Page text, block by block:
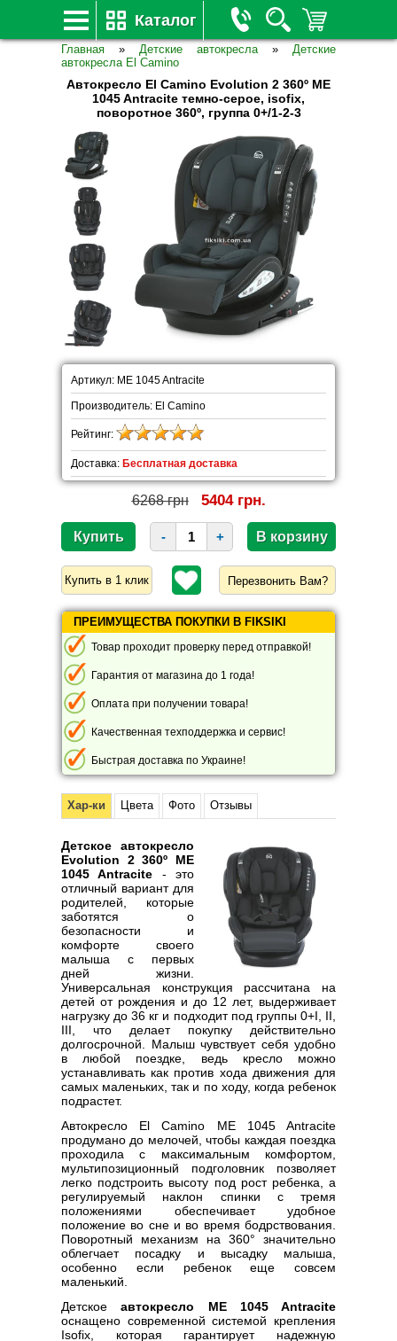
Каталог
Главная » Детские автокресла » Детские
автокресла El Camino
Автокресло El Camino Evolution 2 360º ME
1045 Antracite темно-серое, isofix,
поворотное 360º, группа 0+/1-2-3
Артикул: ME 1045 Antracite
Производитель: El Camino
Рейтинг:
Доставка: Бесплатная доставка
6268 грн 5404 грн.
- +
Перезвонить Вам?
ПРЕИМУЩЕСТВА ПОКУПКИ В FIKSIKI
Товар проходит проверку перед отправкой!
Гарантия от магазина до 1 года!
Оплата при получении товара!
Качественная техподдержка и сервис!
Быстрая доставка по Украине!
Хар-ки Цвета Фото Отзывы
Детское автокресло
Evolution 2 360º ME
1045 Antracite - это
отличный вариант для
родителей, которые
заботятся о
безопасности и
комфорте своего
малыша с первых
дней жизни.
Универсальная конструкция рассчитана на
детей от рождения и до 12 лет, выдерживает
нагрузку до 36 кг и подходит под группы 0+I, II,
III, что делает покупку действительно
долгосрочной. Малыш чувствует себя удобно
в любой поездке, ведь кресло можно
устанавливать как против хода движения для
самых маленьких, так и по ходу, когда ребенок
подрастет.
Автокресло El Camino ME 1045 Antracite
продумано до мелочей, чтобы каждая поездка
проходила с максимальным комфортом,
мультипозиционный подголовник позволяет
легко подстроить высоту под рост ребенка, а
регулируемый наклон спинки с тремя
положениями обеспечивает удобное
положение во сне и во время бодрствования.
Поворотный механизм на 360° значительно
облегчает посадку и высадку малыша,
особенно если ребенок еще совсем
маленький.
Детскоеавтокресло ME 1045 Antracite
оснащено современной системой крепления
Isofix, которая гарантирует надежную